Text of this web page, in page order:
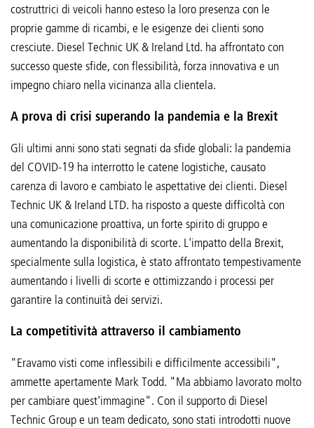
costruttrici di veicoli hanno esteso la loro presenza con le
proprie gamme di ricambi, e le esigenze dei clienti sono
cresciute. Diesel Technic UK & Ireland Ltd. ha affrontato con
successo queste sfide, con flessibilità, forza innovativa e un
impegno chiaro nella vicinanza alla clientela.
A prova di crisi superando la pandemia e la Brexit
Gli ultimi anni sono stati segnati da sfide globali: la pandemia
del COVID-19 ha interrotto le catene logistiche, causato
carenza di lavoro e cambiato le aspettative dei clienti. Diesel
Technic UK & Ireland LTD. ha risposto a queste difficoltà con
una comunicazione proattiva, un forte spirito di gruppo e
aumentando la disponibilità di scorte. L'impatto della Brexit,
specialmente sulla logistica, è stato affrontato tempestivamente
aumentando i livelli di scorte e ottimizzando i processi per
garantire la continuità dei servizi.
La competitività attraverso il cambiamento
"Eravamo visti come inflessibili e difficilmente accessibili",
ammette apertamente Mark Todd. "Ma abbiamo lavorato molto
per cambiare quest'immagine". Con il supporto di Diesel
Technic Group e un team dedicato, sono stati introdotti nuove